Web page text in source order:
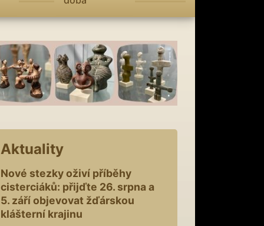
Aktuality
Nové stezky oživí příběhy
cisterciáků: přijďte 26. srpna a
5. září objevovat žďárskou
klášterní krajinu